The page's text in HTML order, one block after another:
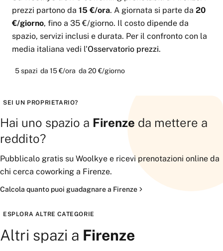
prezzi partono da 15 €/ora. A giornata si parte da 20
€/giorno, fino a 35 €/giorno. Il costo dipende da
spazio, servizi inclusi e durata. Per il confronto con la
media italiana vedi l'Osservatorio prezzi.
5spazi da 15 €/ora da 20 €/giorno
SEI UN PROPRIETARIO?
Hai uno spazio a Firenze da mettere a
reddito?
Pubblicalo gratis su Woolkye e ricevi prenotazioni online da
chi cerca coworking a Firenze.
Calcola quanto puoi guadagnare a Firenze
ESPLORA ALTRE CATEGORIE
Altri spazi a Firenze